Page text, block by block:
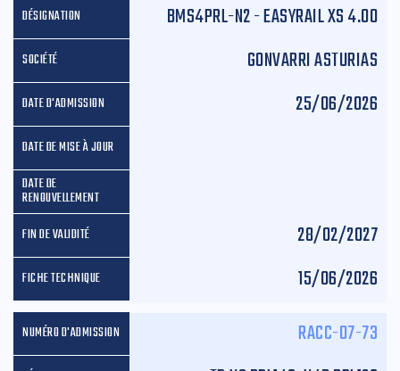
BMS4PRL-N2 - EASYRAIL XS 4.00
GONVARRI ASTURIAS
25/06/2026
28/02/2027
15/06/2026
RACC-07-73